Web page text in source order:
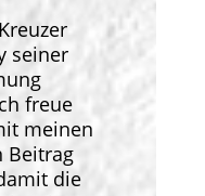
seiner
freue
meinen
Beitrag
die